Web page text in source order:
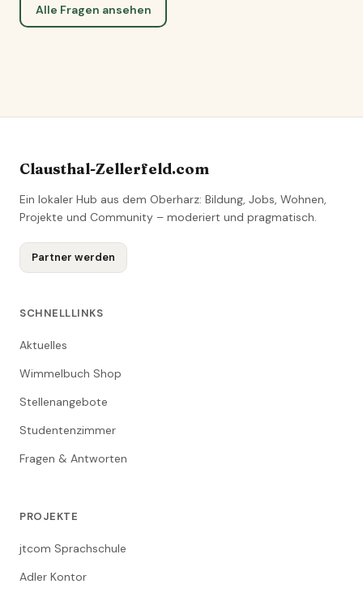
Alle Fragen ansehen
Clausthal-Zellerfeld.com
Ein lokaler Hub aus dem Oberharz: Bildung, Jobs, Wohnen,
Projekte und Community – moderiert und pragmatisch.
Partner werden
SCHNELLLINKS
Aktuelles
Wimmelbuch Shop
Stellenangebote
Studentenzimmer
Fragen & Antworten
PROJEKTE
jtcom Sprachschule
Adler Kontor